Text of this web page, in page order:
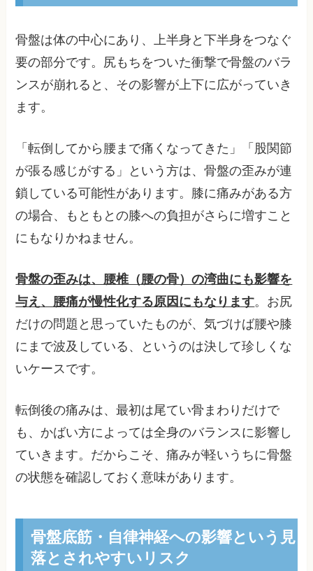
骨盤は体の中心にあり、上半身と下半身をつなぐ
要の部分です。尻もちをついた衝撃で骨盤のバラ
ンスが崩れると、その影響が上下に広がっていき
ます。
「転倒してから腰まで痛くなってきた」「股関節
が張る感じがする」という方は、骨盤の歪みが連
鎖している可能性があります。膝に痛みがある方
の場合、もともとの膝への負担がさらに増すこと
にもなりかねません。
骨盤の歪みは、腰椎（腰の骨）の湾曲にも影響を
与え、腰痛が慢性化する原因にもなります。お尻
だけの問題と思っていたものが、気づけば腰や膝
にまで波及している、というのは決して珍しくな
いケースです。
転倒後の痛みは、最初は尾てい骨まわりだけで
も、かばい方によっては全身のバランスに影響し
ていきます。だからこそ、痛みが軽いうちに骨盤
の状態を確認しておく意味があります。
骨盤底筋・自律神経への影響という見
落とされやすいリスク